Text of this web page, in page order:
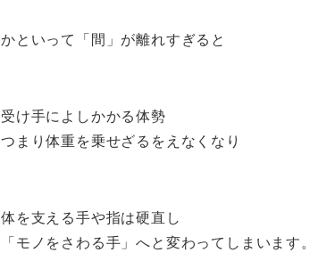
かといって「間」が離れすぎると
受け手によしかかる体勢
つまり体重を乗せざるをえなくなり
体を支える手や指は硬直し
「モノをさわる手」へと変わってしまいます。